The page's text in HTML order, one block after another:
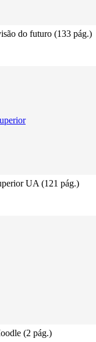
do futuro (133 pág.)
UA (121 pág.)
(2 pág.)